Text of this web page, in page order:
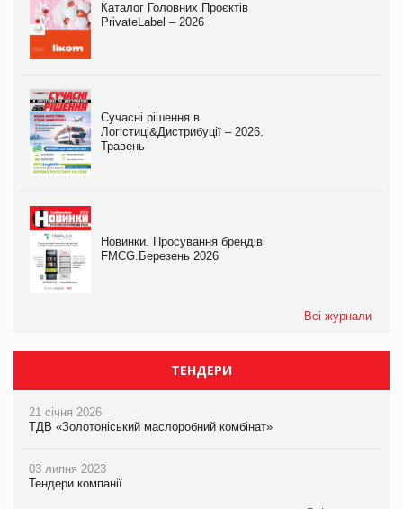
Каталог Головних Проєктів
PrivateLabel – 2026
Сучасні рішення в
Логістиці&Дистрибуції – 2026.
Травень
Новинки. Просування брендів
FMCG.Березень 2026
Всі журнали
ТЕНДЕРИ
21 січня 2026
ТДВ «Золотоніський маслоробний комбінат»
03 липня 2023
Тендери компанії